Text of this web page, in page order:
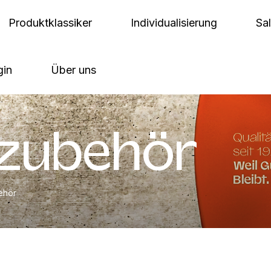
Produktklassiker Individualisierung
Über uns